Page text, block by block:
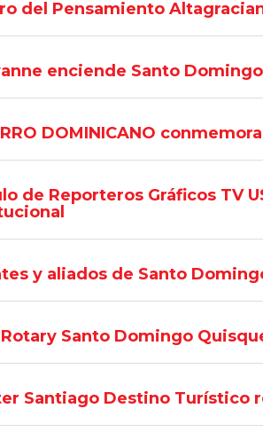
del Pensamiento
enciende Santo
DOMINICANO
de Reporteros Gráficos TV
y aliados de Santo
Rotary Santo Domingo
Santiago Destino Turístico